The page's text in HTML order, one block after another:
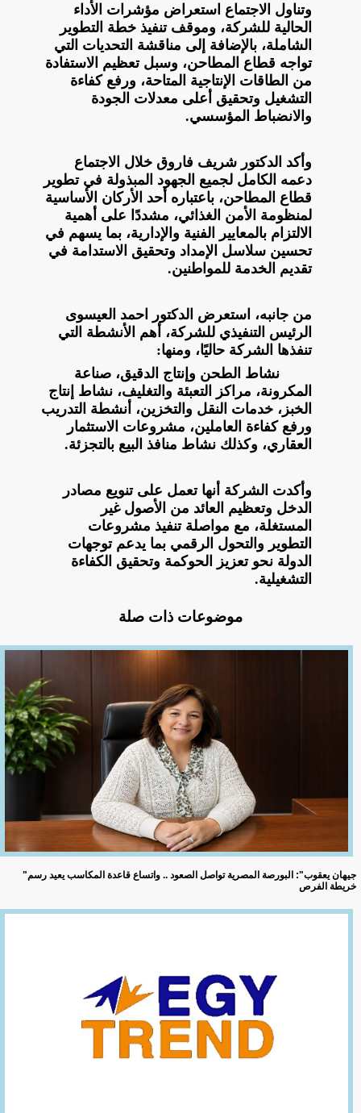
وتناول الاجتماع استعراض مؤشرات الأداء
الحالية للشركة، وموقف تنفيذ خطة التطوير
الشاملة، بالإضافة إلى مناقشة التحديات التي
تواجه قطاع المطاحن، وسبل تعظيم الاستفادة
من الطاقات الإنتاجية المتاحة، ورفع كفاءة
التشغيل وتحقيق أعلى معدلات الجودة
والانضباط المؤسسي.
وأكد الدكتور شريف فاروق خلال الاجتماع
دعمه الكامل لجميع الجهود المبذولة في تطوير
قطاع المطاحن، باعتباره أحد الأركان الأساسية
لمنظومة الأمن الغذائي، مشددًا على أهمية
الالتزام بالمعايير الفنية والإدارية، بما يسهم في
تحسين سلاسل الإمداد وتحقيق الاستدامة في
تقديم الخدمة للمواطنين.
من جانبه، استعرض الدكتور احمد العيسوى
الرئيس التنفيذي للشركة، أهم الأنشطة التي
تنفذها الشركة حاليًا، ومنها:
نشاط الطحن وإنتاج الدقيق، صناعة
المكرونة، مراكز التعبئة والتغليف، نشاط إنتاج
الخبز، خدمات النقل والتخزين، أنشطة التدريب
ورفع كفاءة العاملين، مشروعات الاستثمار
العقاري، وكذلك نشاط منافذ البيع بالتجزئة.
وأكدت الشركة أنها تعمل على تنويع مصادر
الدخل وتعظيم العائد من الأصول غير
المستغلة، مع مواصلة تنفيذ مشروعات
التطوير والتحول الرقمي بما يدعم توجهات
الدولة نحو تعزيز الحوكمة وتحقيق الكفاءة
التشغيلية.
موضوعات ذات صلة
"جيهان يعقوب": البورصة المصرية تواصل الصعود .. واتساع قاعدة المكاسب يعيد رسم
خريطة الفرص